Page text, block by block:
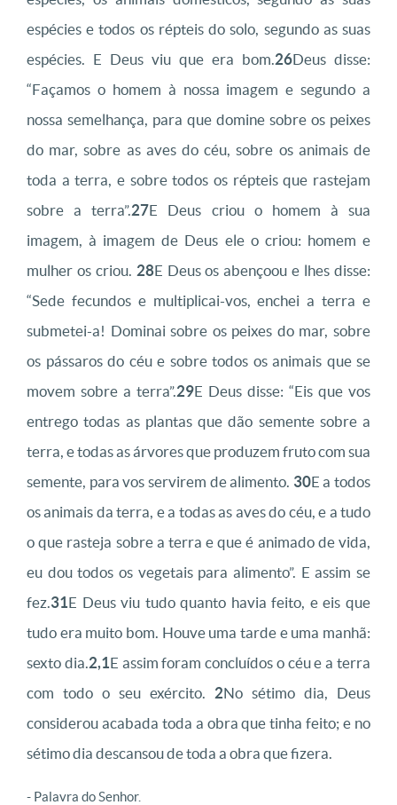
espécies e todos os répteis do solo, segundo as suas
espécies. E Deus viu que era bom.26Deus disse:
“Façamos o homem à nossa imagem e segundo a
nossa semelhança, para que domine sobre os peixes
do mar, sobre as aves do céu, sobre os animais de
toda a terra, e sobre todos os répteis que rastejam
sobre a terra”.27E Deus criou o homem à sua
imagem, à imagem de Deus ele o criou: homem e
mulher os criou. 28E Deus os abençoou e lhes disse:
“Sede fecundos e multiplicai-vos, enchei a terra e
submetei-a! Dominai sobre os peixes do mar, sobre
os pássaros do céu e sobre todos os animais que se
movem sobre a terra”.29E Deus disse: “Eis que vos
entrego todas as plantas que dão semente sobre a
terra, e todas as árvores que produzem fruto com sua
semente, para vos servirem de alimento. 30E a todos
os animais da terra, e a todas as aves do céu, e a tudo
o que rasteja sobre a terra e que é animado de vida,
eu dou todos os vegetais para alimento”. E assim se
fez.31E Deus viu tudo quanto havia feito, e eis que
tudo era muito bom. Houve uma tarde e uma manhã:
sexto dia.2,1E assim foram concluídos o céu e a terra
com todo o seu exército. 2No sétimo dia, Deus
considerou acabada toda a obra que tinha feito; e no
sétimo dia descansou de toda a obra que fizera.
- Palavra do Senhor.